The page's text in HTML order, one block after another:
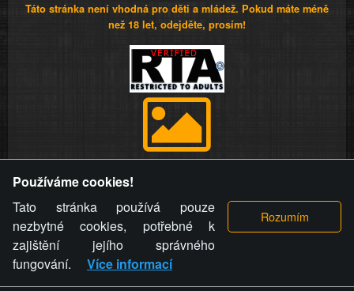
Táto stránka není vhodná pro děti a mládež. Pokud máte méně
než 18 let, odejděte, prosím!
videa a komentáře. Osoba, které se toto opatření provozovatele
stránky týče, ani osoba, která umístila fotografii nebo video na
stránku, nemůže z důvodu odstranění fotografie, videa nebo
komentáře pro výše uvedenou okolnost uplatnit vůči
provozovateli stránky žádný nárok na náhradu škody nebo
nemajetkové újmy.
Používáme cookies!
Tato stránka používá pouze
nezbytné cookies, potřebné k
zajištění jejího správného
fungování.
Více informací